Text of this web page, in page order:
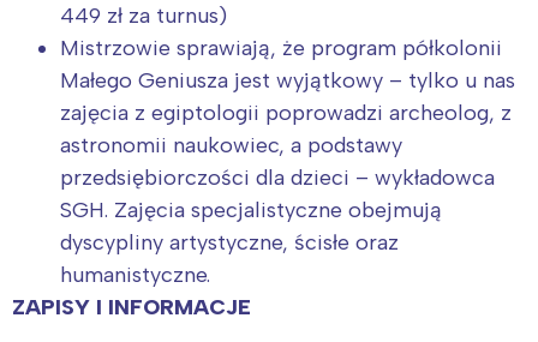
449 zł za turnus)
Mistrzowie sprawiają, że program półkolonii
Małego Geniusza jest wyjątkowy – tylko u nas
zajęcia z egiptologii poprowadzi archeolog, z
astronomii naukowiec, a podstawy
przedsiębiorczości dla dzieci – wykładowca
SGH. Zajęcia specjalistyczne obejmują
dyscypliny artystyczne, ścisłe oraz
humanistyczne.
ZAPISY I INFORMACJE